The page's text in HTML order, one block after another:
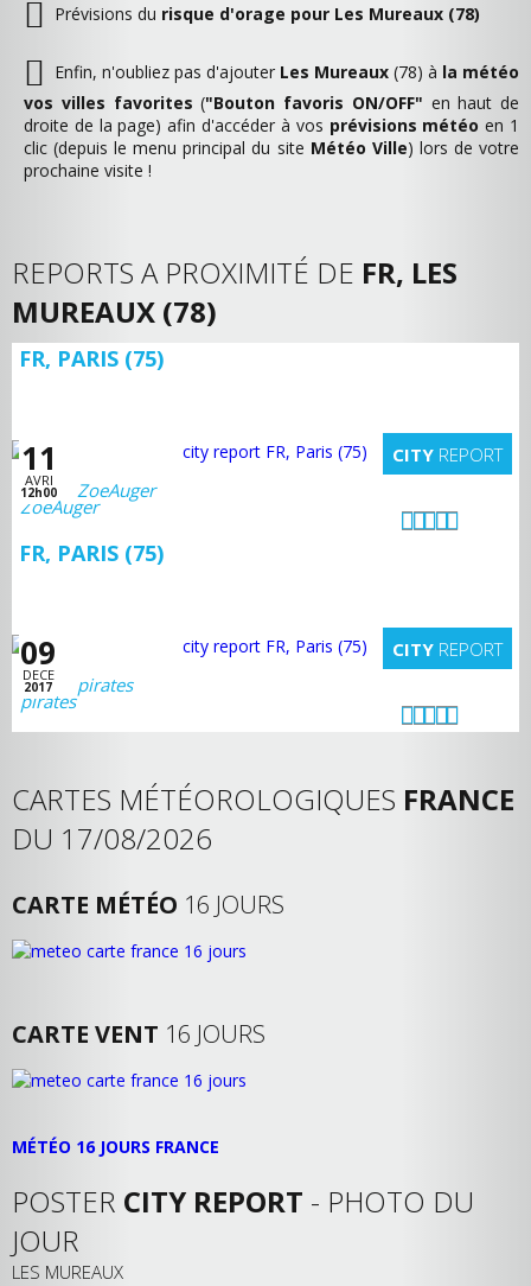
Prévisions du risque d'orage pour Les Mureaux (78)
Enfin, n'oubliez pas d'ajouter Les Mureaux (78) à la météo
vos villes favorites ("Bouton favoris ON/OFF" en haut de
droite de la page) afin d'accéder à vos prévisions météo en 1
clic (depuis le menu principal du site Météo Ville) lors de votre
prochaine visite !
REPORTS A PROXIMITÉ DE FR, LES
MUREAUX (78)
FR, PARIS (75)
11
AVRI
12h00
CITY REPORT
ZoeAuger
FR, PARIS (75)
09
DECE
2017
CITY REPORT
pirates
CARTES MÉTÉOROLOGIQUES FRANCE
DU 17/08/2026
CARTE MÉTÉO 16 JOURS
CARTE VENT 16 JOURS
MÉTÉO 16 JOURS FRANCE
POSTER CITY REPORT - PHOTO DU
JOUR
LES MUREAUX